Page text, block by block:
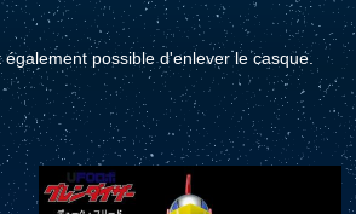
également possible d'enlever le casque.